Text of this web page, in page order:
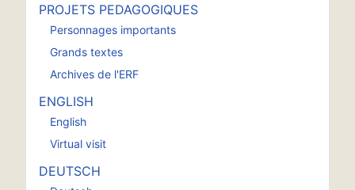
PROJETS PEDAGOGIQUES
Personnages importants
Grands textes
Archives de l'ERF
ENGLISH
English
Virtual visit
DEUTSCH